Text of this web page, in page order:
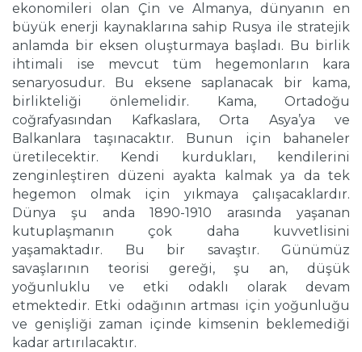
ekonomileri olan Çin ve Almanya, dünyanın en
büyük enerji kaynaklarına sahip Rusya ile stratejik
anlamda bir eksen oluşturmaya başladı. Bu birlik
ihtimali ise mevcut tüm hegemonların kara
senaryosudur. Bu eksene saplanacak bir kama,
birlikteliği önlemelidir. Kama, Ortadoğu
coğrafyasından Kafkaslara, Orta Asya’ya ve
Balkanlara taşınacaktır. Bunun için bahaneler
üretilecektir. Kendi kurdukları, kendilerini
zenginleştiren düzeni ayakta kalmak ya da tek
hegemon olmak için yıkmaya çalışacaklardır.
Dünya şu anda 1890-1910 arasında yaşanan
kutuplaşmanın çok daha kuvvetlisini
yaşamaktadır. Bu bir savaştır. Günümüz
savaşlarının teorisi gereği, şu an, düşük
yoğunluklu ve etki odaklı olarak devam
etmektedir. Etki odağının artması için yoğunluğu
ve genişliği zaman içinde kimsenin beklemediği
kadar artırılacaktır.